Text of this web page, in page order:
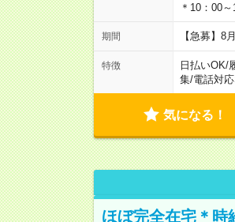
＊10：00
期間 【急募】
特徴 日払いOK/
集/電話対
気になる！
ほぼ完全在宅＊時